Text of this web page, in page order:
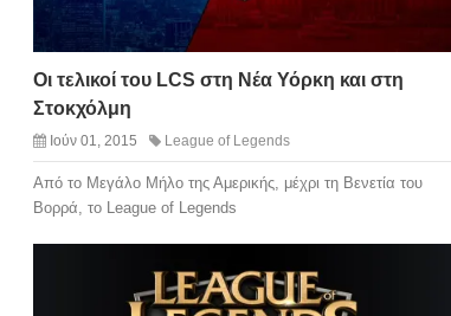
Οι τελικοί του LCS στη Νέα Υόρκη και στη
Στοκχόλμη
Ιούν 01, 2015 League of Legends
Από το Μεγάλο Μήλο της Αμερικής, μέχρι τη Βενετία του
Βορρά, το League of Legends